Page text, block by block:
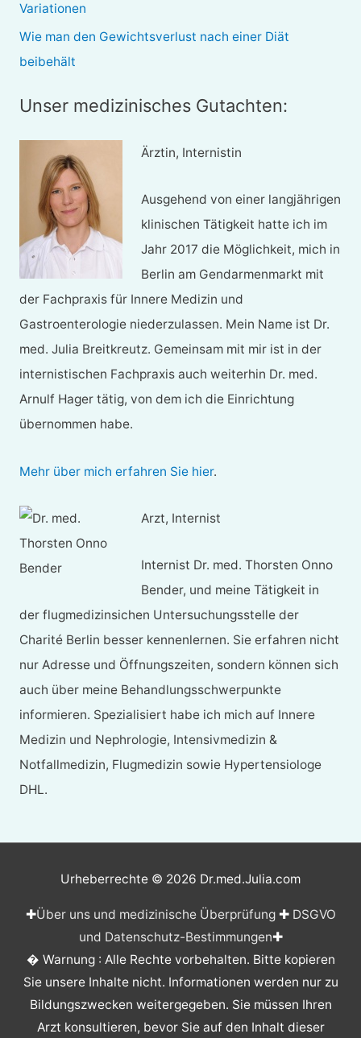
Variationen
Wie man den Gewichtsverlust nach einer Diät
beibehält
Unser medizinisches Gutachten:
Ärztin, Internistin
Ausgehend von einer langjährigen
klinischen Tätigkeit hatte ich im
Jahr 2017 die Möglichkeit, mich in
Berlin am Gendarmenmarkt mit
der Fachpraxis für Innere Medizin und
Gastroenterologie niederzulassen. Mein Name ist Dr.
med. Julia Breitkreutz. Gemeinsam mit mir ist in der
internistischen Fachpraxis auch weiterhin Dr. med.
Arnulf Hager tätig, von dem ich die Einrichtung
übernommen habe.
Mehr über mich erfahren Sie hier.
Arzt, Internist
Internist Dr. med. Thorsten Onno
Bender, und meine Tätigkeit in
der flugmedizinsichen Untersuchungsstelle der
Charité Berlin besser kennenlernen. Sie erfahren nicht
nur Adresse und Öffnungszeiten, sondern können sich
auch über meine Behandlungsschwerpunkte
informieren. Spezialisiert habe ich mich auf Innere
Medizin und Nephrologie, Intensivmedizin &
Notfallmedizin, Flugmedizin sowie Hypertensiologe
DHL.
Urheberrechte © 2026 Dr.med.Julia.com
✚Über uns und medizinische Überprüfung✚ DSGVO
und Datenschutz-Bestimmungen✚
� Warnung : Alle Rechte vorbehalten. Bitte kopieren
Sie unsere Inhalte nicht. Informationen werden nur zu
Bildungszwecken weitergegeben. Sie müssen Ihren
Arzt konsultieren, bevor Sie auf den Inhalt dieser